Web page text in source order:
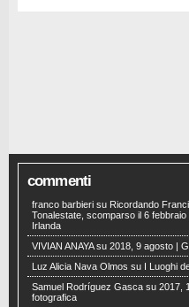
commenti
franco barbieri su Ricordando
Tonalestate, scomparso il 6
Irlanda
VIVIAN ANAYAsu 2018, 9 agosto |
Luz Alicia Nava Olmos su
I Luoghi
Samuel Rodríguez Gasca su 2017,
fotografica